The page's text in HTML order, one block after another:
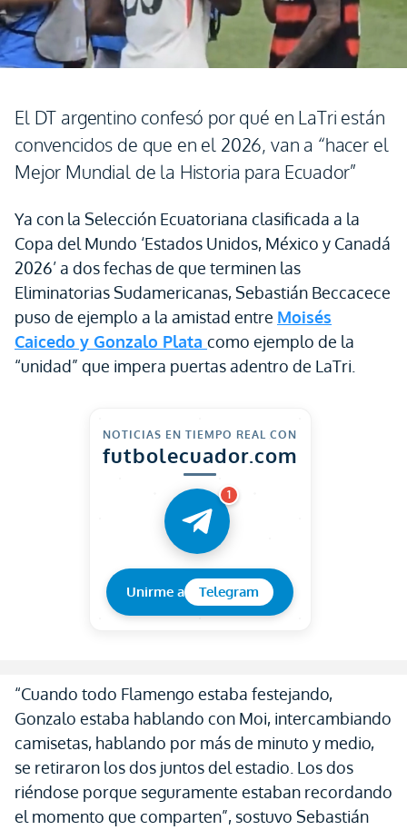
El DT argentino confesó por qué en LaTri están
convencidos de que en el 2026, van a “hacer el
Mejor Mundial de la Historia para Ecuador”
Ya con la Selección Ecuatoriana clasificada a la
Copa del Mundo ‘Estados Unidos, México y Canadá
2026’ a dos fechas de que terminen las
Eliminatorias Sudamericanas, Sebastián Beccacece
puso de ejemplo a la amistad entre Moisés
Caicedo y Gonzalo Plata como ejemplo de la
“unidad” que impera puertas adentro de LaTri.
NOTICIAS EN TIEMPO REAL CON
futbolecuador.com
1
Unirme a Telegram
“Cuando todo Flamengo estaba festejando,
Gonzalo estaba hablando con Moi, intercambiando
camisetas, hablando por más de minuto y medio,
se retiraron los dos juntos del estadio. Los dos
riéndose porque seguramente estaban recordando
el momento que comparten”, sostuvo Sebastián